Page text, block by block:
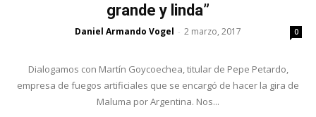
grande y linda”
Daniel Armando Vogel - 2 marzo, 2017 0
Dialogamos con Martín Goycoechea, titular de Pepe Petardo,
empresa de fuegos artificiales que se encargó de hacer la gira de
Maluma por Argentina. Nos...